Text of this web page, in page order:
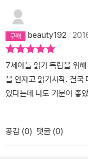
이야기 살집을 더한다.
이는 유머를 하나씩 눈으
를 연발하다 보면 어느새
beauty192
7세아들 읽기 독립을 위
을 안자고 읽기시작. 결국
있다는데 나도 기분이 좋
공감 (0) 댓글 (0)